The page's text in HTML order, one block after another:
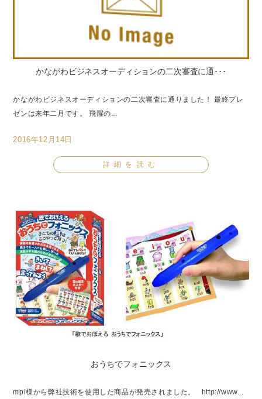
かながわビジネスオーディションの二次審査に通･･･
かながわビジネスオーディションの二次審査に通りました！ 最終プレ
ゼンは来年二月です。 飛躍の...
2016年12月14日
詳細を読む
おうちでフォニックス
mpi様から弊社技術を使用した商品が発売されました。 http://www...